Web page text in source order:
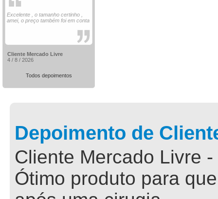
Excelente , o tamanho certinho ,
amei, o preço também foi em conta
Cliente Mercado Livre
4 / 8 / 2026
Todos depoimentos
Depoimento de
Cliente Mercado Livre
Ótimo produto para